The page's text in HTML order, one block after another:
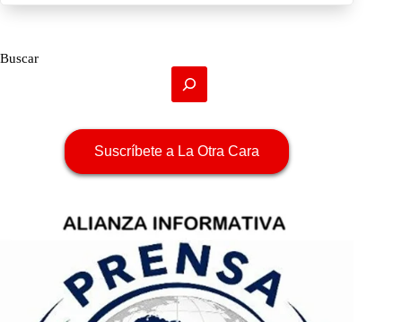
Buscar
Suscríbete a La Otra Cara